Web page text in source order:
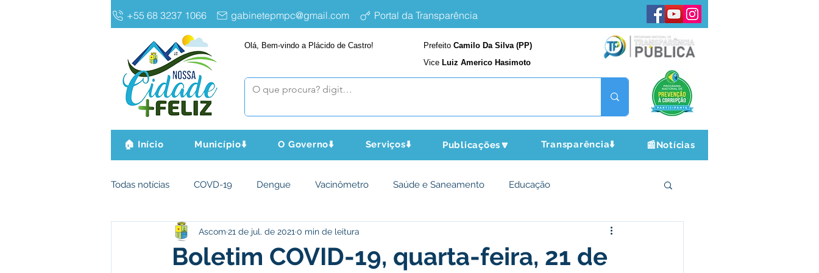
+55 68 3237 1066 gabinetepmpc@gmail.com Portal da Transparência
Olá, Bem-vindo a Plácido de Castro! Prefeito Camilo Da Silva (PP)
Vice Luiz Americo Hasimoto
🏠 Início Município⬇️ O Governo⬇️ Serviços⬇️ Publicações🔽 Transparência⬇️ 📰Notícias
Todas notícias COVD-19 Dengue Vacinômetro Saúde e Saneamento Educação
Infraestrutura e Obras Agricultura e Meio Ambiente
Boletim COVID-19, quarta-feira, 21 de
Ascom 21 de jul. de 2021 0 min de leitura